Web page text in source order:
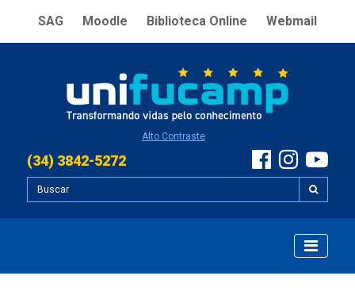
SAG Moodle Biblioteca Online Webmail
Alto Contraste
(34) 3842-5272